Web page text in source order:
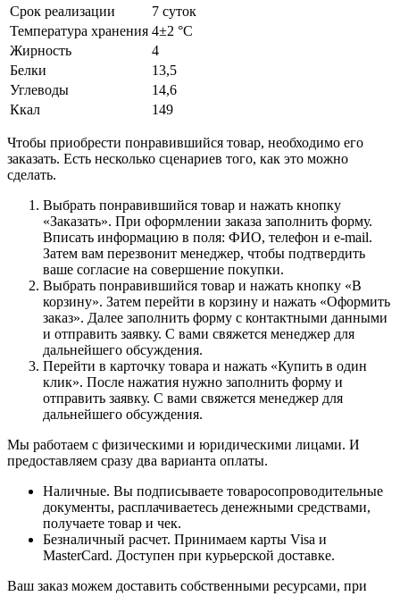
Срок реализации
7 суток
Температура хранения 4±2 °С
Жирность
4
Белки
13,5
Углеводы
14,6
Ккал
149
Чтобы приобрести понравившийся товар, необходимо его
заказать. Есть несколько сценариев того, как это можно
сделать.
Выбрать понравившийся товар и нажать кнопку
«Заказать». При оформлении заказа заполнить форму.
Вписать информацию в поля: ФИО, телефон и e-mail.
Затем вам перезвонит менеджер, чтобы подтвердить
ваше согласие на совершение покупки.
Выбрать понравившийся товар и нажать кнопку «В
корзину». Затем перейти в корзину и нажать «Оформить
заказ». Далее заполнить форму с контактными данными
и отправить заявку. С вами свяжется менеджер для
дальнейшего обсуждения.
Перейти в карточку товара и нажать «Купить в один
клик». После нажатия нужно заполнить форму и
отправить заявку. С вами свяжется менеджер для
дальнейшего обсуждения.
Мы работаем с физическими и юридическими лицами. И
предоставляем сразу два варианта оплаты.
Наличные. Вы подписываете товаросопроводительные
документы, расплачиваетесь денежными средствами,
получаете товар и чек.
Безналичный расчет. Принимаем карты Visa и
MasterCard. Доступен при курьерской доставке.
Ваш заказ можем доставить собственными ресурсами, при